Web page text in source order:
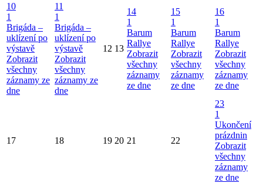
10
1
Brigáda –
uklízení po
výstavě
Zobrazit
všechny
záznamy ze
dne
11
1
Brigáda –
uklízení po
výstavě
Zobrazit
všechny
záznamy ze
dne
12 13
14
1
Barum
Rallye
Zobrazit
všechny
záznamy
ze dne
15
1
Barum
Rallye
Zobrazit
všechny
záznamy
ze dne
16
1
Barum
Rallye
Zobrazit
všechny
záznamy
ze dne
17 18 19 20 21 22
23
1
Ukončení
prázdnin
Zobrazit
všechny
záznamy
ze dne